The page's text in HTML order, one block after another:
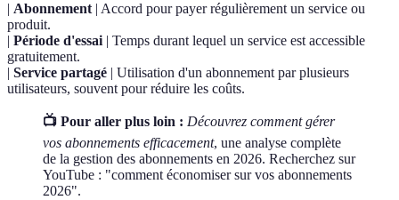
| Abonnement| Accord pour payer régulièrement un service ou
produit.
| Période d'essai| Temps durant lequel un service est accessible
gratuitement.
| Service partagé | Utilisation d'un abonnement par plusieurs
utilisateurs, souvent pour réduire les coûts.
📺 Pour aller plus loin : Découvrez comment gérer
vos abonnements efficacement, une analyse complète
de la gestion des abonnements en 2026. Recherchez sur
YouTube : "comment économiser sur vos abonnements
2026".